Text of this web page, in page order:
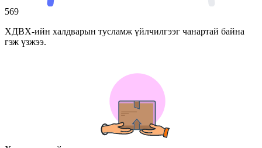
569
ХДВХ-ийн халдварын тусламж үйлчилгээг чанартай байна
гэж үзжээ.